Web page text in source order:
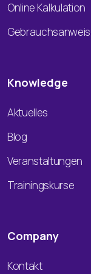
Online Kalkulation
Knowledge
Aktuelles
Blog
Veranstaltungen
Trainingskurse
Company
Kontakt